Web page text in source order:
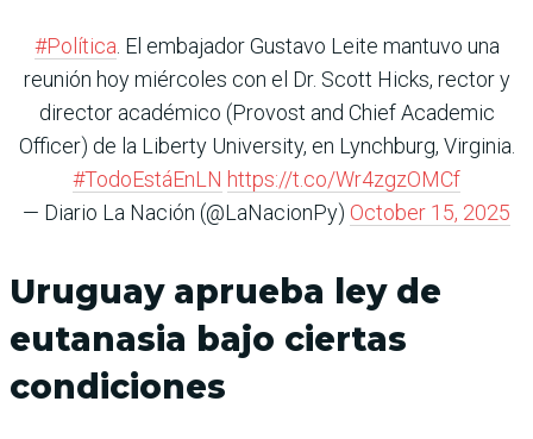
#Política . El embajador Gustavo Leite mantuvo una
reunión hoy miércoles con el Dr. Scott Hicks, rector y
director académico (Provost and Chief Academic
Officer) de la Liberty University, en Lynchburg, Virginia.
#TodoEstáEnLN https://t.co/Wr4zgzOMCf
— Diario La Nación (@LaNacionPy) October 15, 2025
Uruguay aprueba ley de
eutanasia bajo ciertas
condiciones